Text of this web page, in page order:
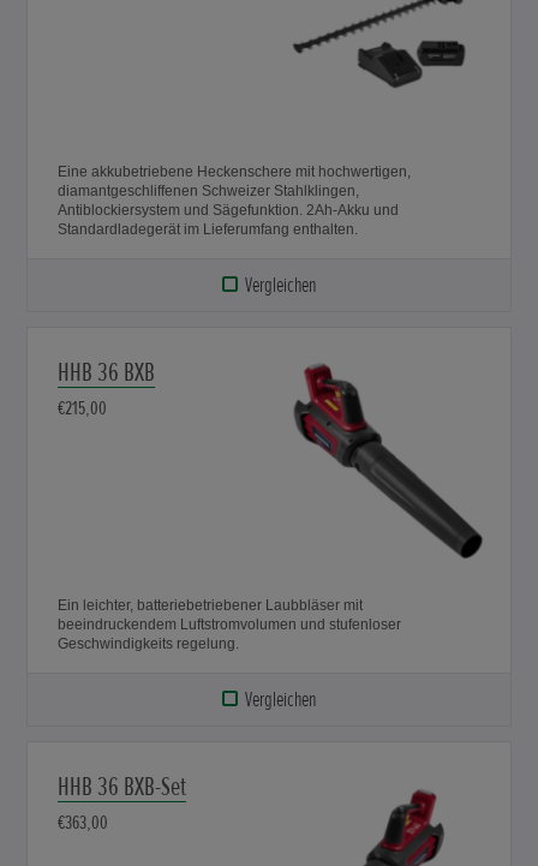
Eine akkubetriebene Heckenschere mit hochwertigen,
diamantgeschliffenen Schweizer Stahlklingen,
Antiblockiersystem und Sägefunktion. 2Ah-Akku und
Standardladegerät im Lieferumfang enthalten.
Vergleichen
HHB 36 BXB
€215,00
Ein leichter, batteriebetriebener Laubbläser mit
beeindruckendem Luftstromvolumen und stufenloser
Geschwindigkeits regelung.
Vergleichen
HHB 36 BXB-Set
€363,00